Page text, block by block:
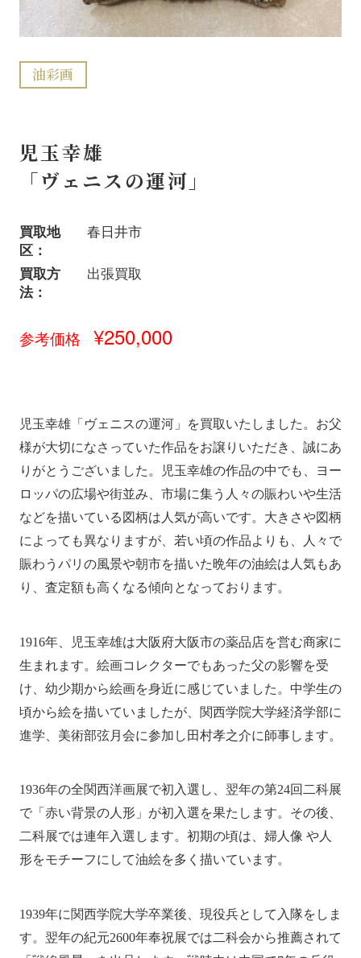
油彩画
児玉幸雄
「ヴェニスの運河」
買取地
区：
春日井市
買取方
法：
出張買取
参考価格 ¥250,000
児玉幸雄「ヴェニスの運河」を買取いたしました。お父
様が大切になさっていた作品をお譲りいただき、誠にあ
りがとうございました。児玉幸雄の作品の中でも、ヨー
ロッパの広場や街並み、市場に集う人々の賑わいや生活
などを描いている図柄は人気が高いです。大きさや図柄
によっても異なりますが、若い頃の作品よりも、人々で
賑わうパリの風景や朝市を描いた晩年の油絵は人気もあ
り、査定額も高くなる傾向となっております。
1916年、児玉幸雄は大阪府大阪市の薬品店を営む商家に
生まれます。絵画コレクターでもあった父の影響を受
け、幼少期から絵画を身近に感じていました。中学生の
頃から絵を描いていましたが、関西学院大学経済学部に
進学、美術部弦月会に参加し田村孝之介に師事します。
1936年の全関西洋画展で初入選し、翌年の第24回二科展
で「赤い背景の人形」が初入選を果たします。その後、
二科展では連年入選します。初期の頃は、婦人像 や人
形をモチーフにして油絵を多く描いています。
1939年に関西学院大学卒業後、現役兵として入隊をしま
す。翌年の紀元2600年奉祝展では二科会から推薦されて